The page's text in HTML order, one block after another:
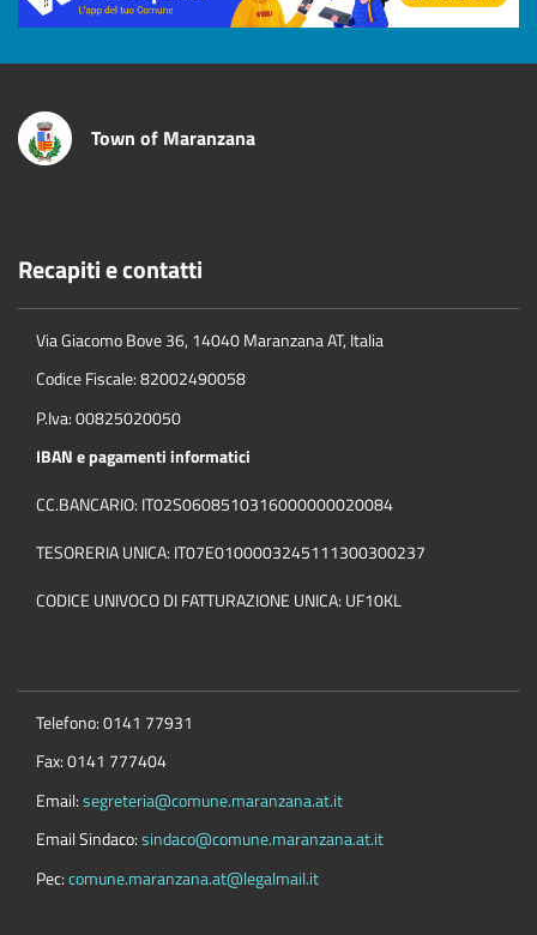
Town of Maranzana
Recapiti e contatti
Via Giacomo Bove 36, 14040 Maranzana AT, Italia
Codice Fiscale: 82002490058
P.Iva: 00825020050
IBAN e pagamenti informatici
CC.BANCARIO: IT02S0608510316000000020084
TESORERIA UNICA: IT07E0100003245111300300237
CODICE UNIVOCO DI FATTURAZIONE UNICA: UF10KL
Telefono: 0141 77931
Fax: 0141 777404
Email:segreteria@comune.maranzana.at.it
Email Sindaco:sindaco@comune.maranzana.at.it
Pec:comune.maranzana.at@legalmail.it